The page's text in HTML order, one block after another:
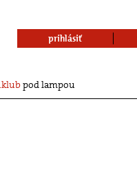
klubpod lampou
prihlásiť